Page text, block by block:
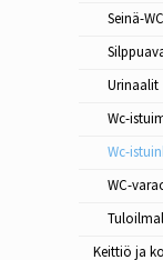
Seinä-WC
Urinaalit
Wc-
Wc-
WC-
Keittiö ja